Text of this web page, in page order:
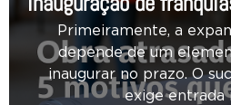
Primeiramente, a
depende de um
inaugurar no prazo. O
exige entrada